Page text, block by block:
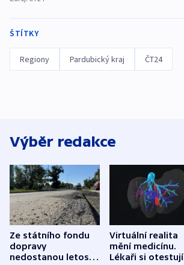
ŠTÍTKY
Regiony Pardubický kraj ČT24
Výběr redakce
Ze státního fondu
dopravy
nedostanou letos
Virtuální realita
mění medicínu.
Lékaři si otestují